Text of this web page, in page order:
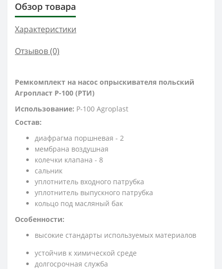
Обзор товара
Характеристики
Отзывов (0)
Ремкомплект на насос опрыскивателя польский
Агропласт Р-100 (РТИ)
Использование: Р-100 Agroplast
Состав:
диафрагма поршневая - 2
мембрана воздушная
колечки клапана - 8
сальник
уплотнитель входного патрубка
уплотнитель выпускного патрубка
кольцо под масляный бак
Особенности:
высокие стандарты используемых материалов
устойчив к химической среде
долгосрочная служба